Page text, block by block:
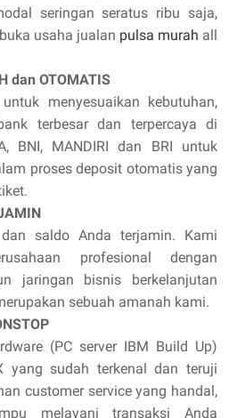
seringan seratus ribu saja,
usaha jualan pulsa murah all
dan OTOMATIS
menyesuaikan kebutuhan,
terbesar dan terpercaya di
BNI, MANDIRI dan BRI untuk
proses deposit otomatis yang
saldo Anda terjamin. Kami
profesional dengan
jaringan bisnis berkelanjutan
sebuah amanah kami.
(PC server IBM Build Up)
yang sudah terkenal dan teruji
customer service yang handal,
melayani transaksi Anda